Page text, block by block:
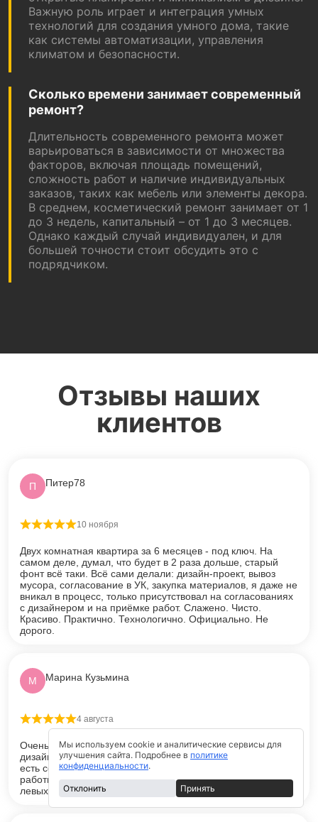
Важную роль играет и интеграция умных
технологий для создания умного дома, такие
как системы автоматизации, управления
климатом и безопасности.
Сколько времени занимает современный
ремонт?
Длительность современного ремонта может
варьироваться в зависимости от множества
факторов, включая площадь помещений,
сложность работ и наличие индивидуальных
заказов, таких как мебель или элементы декора.
В среднем, косметический ремонт занимает от 1
до 3 недель, капитальный – от 1 до 3 месяцев.
Однако каждый случай индивидуален, и для
большей точности стоит обсудить это с
подрядчиком.
Отзывы наших
клиентов
П Питер78
Оценка5из 5
10 ноября
Двух комнатная квартира за 6 месяцев - под ключ. На
самом деле, думал, что будет в 2 раза дольше, старый
фонт всё таки. Всё сами делали: дизайн-проект, вывоз
мусора, согласование в УК, закупка материалов, я даже не
вникал в процесс, только присутствовал на согласованиях
с дизайнером и на приёмке работ. Слажено. Чисто.
Красиво. Практично. Технологично. Официально. Не
дорого.
М Марина Кузьмина
Оценка5из 5
4 августа
Очень добросовестная компания, выполняет красивые
дизайнерские работы по ремонту. В штате сотрудников
есть собственный дизайнер который составляет план
работы. Цены прописаны в договоре, поэтому никаких
левых сумм по ходу ремонта не всплывает.
Мы используем cookie и аналитические сервисы для
улучшения сайта. Подробнее в политике
конфиденциальности.
Отклонить Принять